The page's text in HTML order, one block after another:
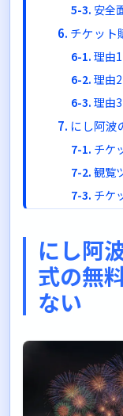
安全
チケット
理由
理由
理由
にし阿波
チケ
観覧
チケ
押さ
開催
花火大会
にし阿
式の無
ない